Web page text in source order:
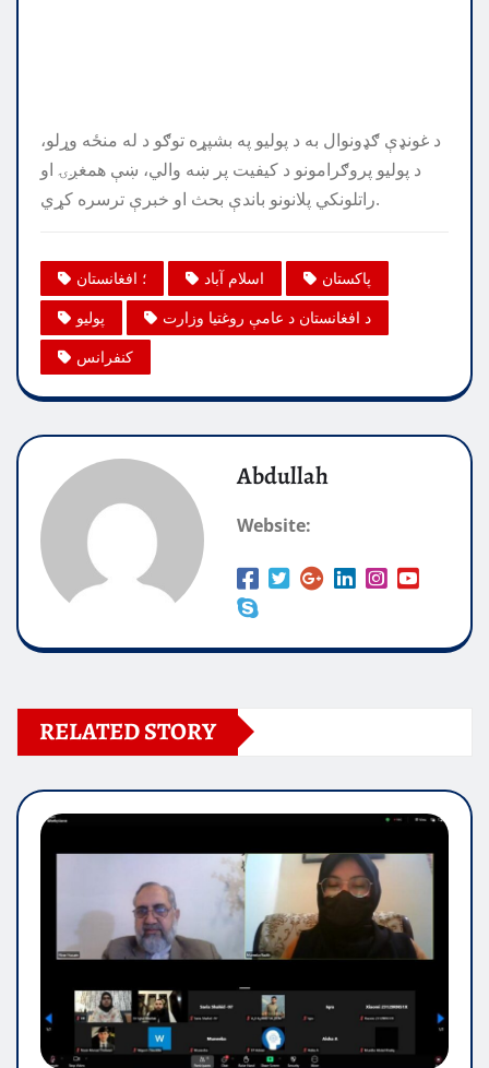
د غونډې ګډونوال به د پولیو په بشپړه توګو د له منځه وړلو،
د پولیو پروګرامونو د کیفیت پر ښه والي، ښې همغږۍ او
راتلونکي پلانونو باندې بحث او خبرې ترسره کړي.
؛ افغانستان اسلام آباد
پاکستان
پولیو
د افغانستان د عامې روغتیا وزارت
کنفرانس
Abdullah
Website:
RELATED STORY